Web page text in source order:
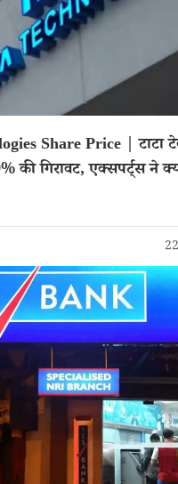
Share Price | टाटा
की गिरावट, एक्सपर्ट्स ने